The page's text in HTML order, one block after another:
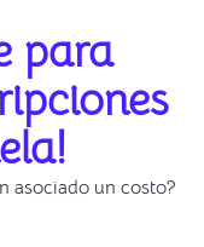
para
asociado un costo?